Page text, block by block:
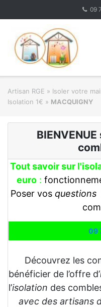
09
Artisan RGE » Isoler votre
Isolation 1€ » MACQUIGNY
Tout savoir sur
euro :
Poser vos questions
09
Découvrez les
bénéficier de l’offre d’
l’isolation des
avec des artisans